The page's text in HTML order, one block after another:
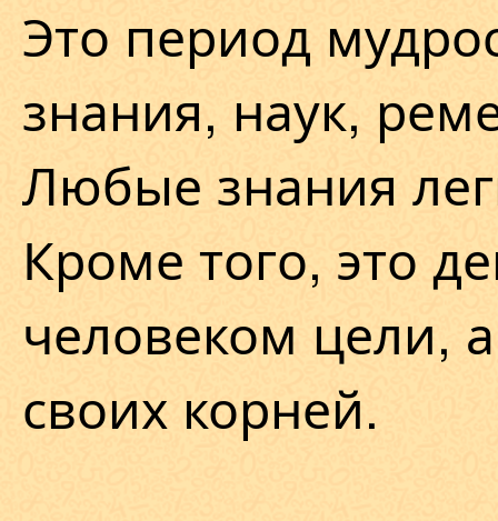
Это период
знания, наук,
Любые знания
Кроме того, это
человеком цели,
своих корней.